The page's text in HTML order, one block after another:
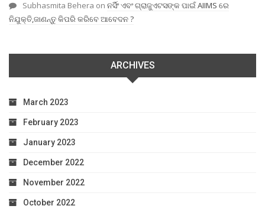
Subhasmita Behera on ନର୍ସିଂ ଏବଂ ଗ୍ରାଜୁଏଟସଙ୍କ ପାଇଁ AIIMS ରେ
ନିଯୁକ୍ତି,ଜାଣନ୍ତୁ କିପରି କରିବେ ଆବେଦନ ?
ARCHIVES
March 2023
February 2023
January 2023
December 2022
November 2022
October 2022